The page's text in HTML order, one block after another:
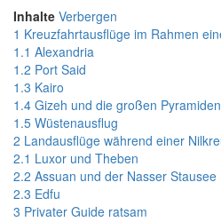
Inhalte Verbergen
1 Kreuzfahrtausflüge im Rahmen
1.1 Alexandria
1.2 Port Said
1.3 Kairo
1.4 Gizeh und die großen Pyramiden
1.5 Wüstenausflug
2 Landausflüge während einer
2.1 Luxor und Theben
2.2 Assuan und der Nasser Stausee
2.3 Edfu
3 Privater Guide ratsam